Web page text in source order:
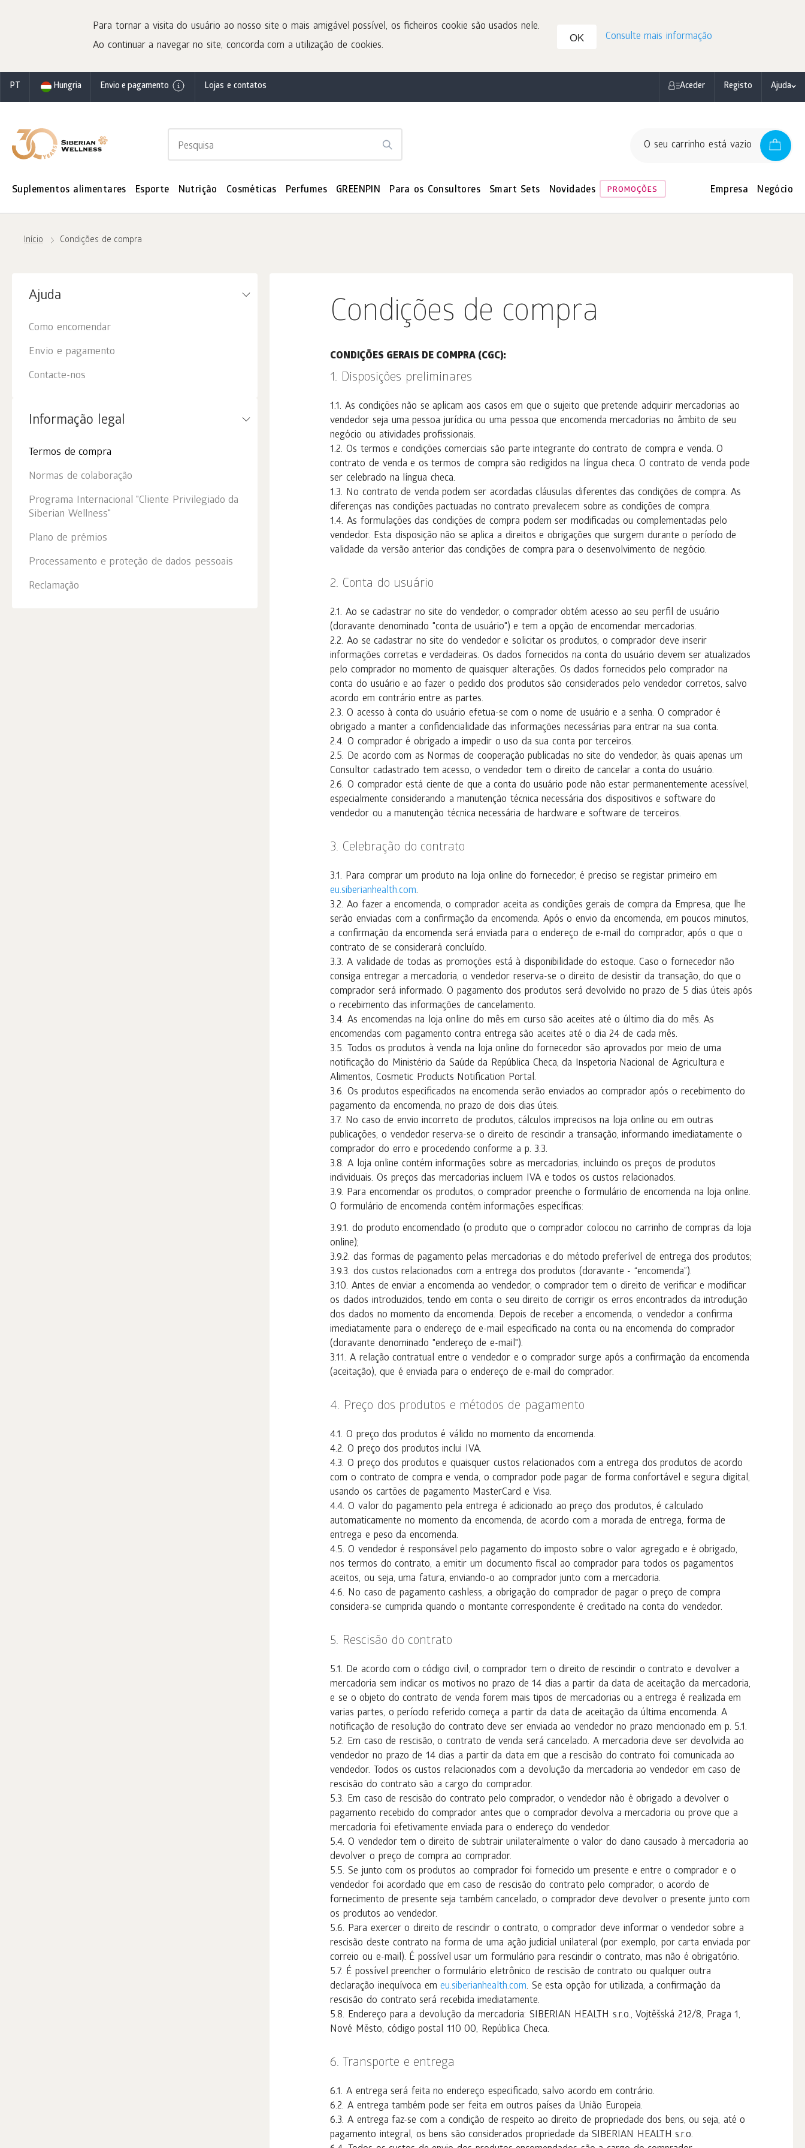
Para tornar a visita do usuário ao nosso site o mais amigável possível, os ficheiros cookie são usados nele.
Ao continuar a navegar no site, concorda com a utilização de cookies.
OK Consulte mais informação
PT Hungria Envio e pagamento Lojas e contatos Aceder Registo Ajuda
O seu carrinho está vazio
Suplementos alimentares Esporte Nutrição Cosméticas Perfumes GREENPIN Para os Consultores Smart Sets Novidades PROMOÇÕES Empresa Negócio
Início Condições de compra
Condições de compra
CONDIÇÕES GERAIS DE COMPRA (CGC):
Disposições preliminares
As condições não se aplicam aos casos em que o sujeito que pretende adquirir mercadorias ao
vendedor seja uma pessoa jurídica ou uma pessoa que encomenda mercadorias no âmbito de seu
negócio ou atividades profissionais.
Os termos e condições comerciais são parte integrante do contrato de compra e venda. O
contrato de venda e os termos de compra são redigidos na língua checa. O contrato de venda pode
ser celebrado na língua checa.
No contrato de venda podem ser acordadas cláusulas diferentes das condições de compra. As
diferenças nas condições pactuadas no contrato prevalecem sobre as condições de compra.
As formulações das condições de compra podem ser modificadas ou complementadas pelo
vendedor. Esta disposição não se aplica a direitos e obrigações que surgem durante o período de
validade da versão anterior das condições de compra para o desenvolvimento de negócio.
Conta do usuário
Ao se cadastrar no site do vendedor, o comprador obtém acesso ao seu perfil de usuário
(doravante denominado "conta de usuário") e tem a opção de encomendar mercadorias.
Ao se cadastrar no site do vendedor e solicitar os produtos, o comprador deve inserir
informações corretas e verdadeiras. Os dados fornecidos na conta do usuário devem ser atualizados
pelo comprador no momento de quaisquer alterações. Os dados fornecidos pelo comprador na
conta do usuário e ao fazer o pedido dos produtos são considerados pelo vendedor corretos, salvo
acordo em contrário entre as partes.
O acesso à conta do usuário efetua-se com o nome de usuário e a senha. O comprador é
obrigado a manter a confidencialidade das informações necessárias para entrar na sua conta.
O comprador é obrigado a impedir o uso da sua conta por terceiros.
De acordo com as Normas de cooperação publicadas no site do vendedor, às quais apenas um
Consultor cadastrado tem acesso, o vendedor tem o direito de cancelar a conta do usuário.
O comprador está ciente de que a conta do usuário pode não estar permanentemente acessível,
especialmente considerando a manutenção técnica necessária dos dispositivos e software do
vendedor ou a manutenção técnica necessária de hardware e software de terceiros.
Celebração do contrato
Para comprar um produto na loja online do fornecedor, é preciso se registar primeiro em
eu.siberianhealth.com.
Ao fazer a encomenda, o comprador aceita as condições gerais de compra da Empresa, que lhe
serão enviadas com a confirmação da encomenda. Após o envio da encomenda, em poucos minutos,
a confirmação da encomenda será enviada para o endereço de e-mail do comprador, após o que o
contrato de se considerará concluído.
A validade de todas as promoções está à disponibilidade do estoque. Caso o fornecedor não
consiga entregar a mercadoria, o vendedor reserva-se o direito de desistir da transação, do que o
comprador será informado. O pagamento dos produtos será devolvido no prazo de 5 dias úteis após
o recebimento das informações de cancelamento.
As encomendas na loja online do mês em curso são aceites até o último dia do mês. As
encomendas com pagamento contra entrega são aceites até o dia 24 de cada mês.
Todos os produtos à venda na loja online do fornecedor são aprovados por meio de uma
notificação do Ministério da Saúde da República Checa, da Inspetoria Nacional de Agricultura e
Alimentos, Cosmetic Products Notification Portal.
Os produtos especificados na encomenda serão enviados ao comprador após o recebimento do
pagamento da encomenda, no prazo de dois dias úteis.
No caso de envio incorreto de produtos, cálculos imprecisos na loja online ou em outras
publicações, o vendedor reserva-se o direito de rescindir a transação, informando imediatamente o
comprador do erro e procedendo conforme a p. 3.3.
A loja online contém informações sobre as mercadorias, incluindo os preços de produtos
individuais. Os preços das mercadorias incluem IVA e todos os custos relacionados.
Para encomendar os produtos, o comprador preenche o formulário de encomenda na loja online.
O formulário de encomenda contém informações específicas:
do produto encomendado (o produto que o comprador colocou no carrinho de compras da loja
online);
das formas de pagamento pelas mercadorias e do método preferível de entrega dos produtos;
dos custos relacionados com a entrega dos produtos (doravante - “encomenda”).
Antes de enviar a encomenda ao vendedor, o comprador tem o direito de verificar e modificar
os dados introduzidos, tendo em conta o seu direito de corrigir os erros encontrados da introdução
dos dados no momento da encomenda. Depois de receber a encomenda, o vendedor a confirma
imediatamente para o endereço de e-mail especificado na conta ou na encomenda do comprador
(doravante denominado "endereço de e-mail").
A relação contratual entre o vendedor e o comprador surge após a confirmação da encomenda
(aceitação), que é enviada para o endereço de e-mail do comprador.
Preço dos produtos e métodos de pagamento
O preço dos produtos é válido no momento da encomenda.
O preço dos produtos inclui IVA.
O preço dos produtos e quaisquer custos relacionados com a entrega dos produtos de acordo
com o contrato de compra e venda, o comprador pode pagar de forma confortável e segura digital,
usando os cartões de pagamento MasterCard e Visa.
O valor do pagamento pela entrega é adicionado ao preço dos produtos, é calculado
automaticamente no momento da encomenda, de acordo com a morada de entrega, forma de
entrega e peso da encomenda.
O vendedor é responsável pelo pagamento do imposto sobre o valor agregado e é obrigado,
nos termos do contrato, a emitir um documento fiscal ao comprador para todos os pagamentos
aceitos, ou seja, uma fatura, enviando-o ao comprador junto com a mercadoria.
No caso de pagamento cashless, a obrigação do comprador de pagar o preço de compra
considera-se cumprida quando o montante correspondente é creditado na conta do vendedor.
Rescisão do contrato
De acordo com o código civil, o comprador tem o direito de rescindir o contrato e devolver a
mercadoria sem indicar os motivos no prazo de 14 dias a partir da data de aceitação da mercadoria,
e se o objeto do contrato de venda forem mais tipos de mercadorias ou a entrega é realizada em
varias partes, o período referido começa a partir da data de aceitação da última encomenda. A
notificação de resolução do contrato deve ser enviada ao vendedor no prazo mencionado em p. 5.1.
Em caso de rescisão, o contrato de venda será cancelado. A mercadoria deve ser devolvida ao
vendedor no prazo de 14 dias a partir da data em que a rescisão do contrato foi comunicada ao
vendedor. Todos os custos relacionados com a devolução da mercadoria ao vendedor em caso de
rescisão do contrato são a cargo do comprador.
Em caso de rescisão do contrato pelo comprador, o vendedor não é obrigado a devolver o
pagamento recebido do comprador antes que o comprador devolva a mercadoria ou prove que a
mercadoria foi efetivamente enviada para o endereço do vendedor.
O vendedor tem o direito de subtrair unilateralmente o valor do dano causado à mercadoria ao
devolver o preço de compra ao comprador.
Se junto com os produtos ao comprador foi fornecido um presente e entre o comprador e o
vendedor foi acordado que em caso de rescisão do contrato pelo comprador, o acordo de
fornecimento de presente seja também cancelado, o comprador deve devolver o presente junto com
os produtos ao vendedor.
Para exercer o direito de rescindir o contrato, o comprador deve informar o vendedor sobre a
rescisão deste contrato na forma de uma ação judicial unilateral (por exemplo, por carta enviada por
correio ou e-mail). É possível usar um formulário para rescindir o contrato, mas não é obrigatório.
É possível preencher o formulário eletrônico de rescisão de contrato ou qualquer outra
declaração inequívoca emeu.siberianhealth.com. Se esta opção for utilizada, a confirmação da
rescisão do contrato será recebida imediatamente.
Endereço para a devolução da mercadoria: SIBERIAN HEALTH s.r.o., Vojtěšská 212/8, Praga 1,
Nové Město, código postal 110 00, República Checa.
Transporte e entrega
A entrega será feita no endereço especificado, salvo acordo em contrário.
A entrega também pode ser feita em outros países da União Europeia.
A entrega faz-se com a condição de respeito ao direito de propriedade dos bens, ou seja, até o
pagamento integral, os bens são considerados propriedade da SIBERIAN HEALTH s.r.o.
Ajuda
Como encomendar
Envio e pagamento
Contacte-nos
Informação legal
Termos de compra
Normas de colaboração
Programa Internacional "Cliente Privilegiado da
Siberian Wellness"
Plano de prémios
Processamento e proteção de dados pessoais
Reclamação